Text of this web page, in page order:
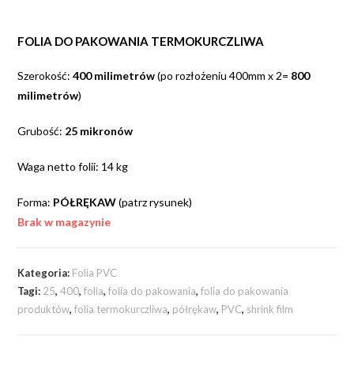
FOLIA DO PAKOWANIA TERMOKURCZLIWA
Szerokość:400 milimetrów(po rozłożeniu 400mm x 2= 800
milimetrów)
Grubość: 25 mikronów
Waga netto folii: 14 kg
Forma: PÓŁRĘKAW(patrz rysunek)
Brak w magazynie
Kategoria: Folia PVC
Tagi: 25,400,folia,folia do pakowania,folia do pakowania
produktów,folia termokurczliwa, półrękaw, PVC, shrink film